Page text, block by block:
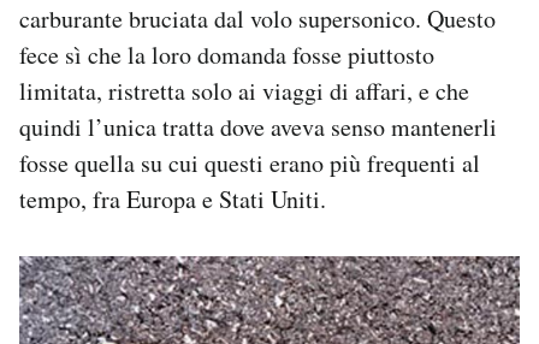
carburante bruciata dal volo supersonico. Questo
fece sì che la loro domanda fosse piuttosto
limitata, ristretta solo ai viaggi di affari, e che
quindi l’unica tratta dove aveva senso mantenerli
fosse quella su cui questi erano più frequenti al
tempo, fra Europa e Stati Uniti.